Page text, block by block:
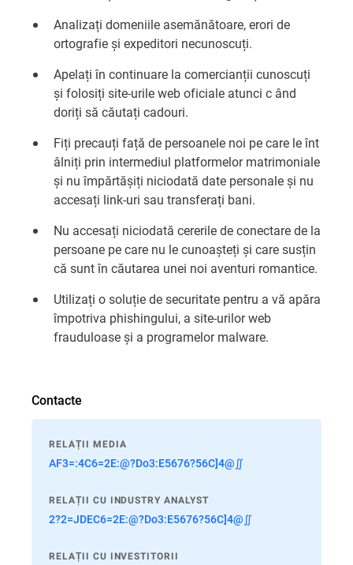
Analizați domeniile asemănătoare, erori de
ortografie și expeditori necunoscuți.
Apelați în continuare la comercianții cunoscuți
și folosiți site-urile web oficiale atunci c ând
doriți să căutați cadouri.
Fiți precauți față de persoanele noi pe care le înt
âlniți prin intermediul platformelor matrimoniale
și nu împărtășiți niciodată date personale și nu
accesați link-uri sau transferați bani.
Nu accesați niciodată cererile de conectare de la
persoane pe care nu le cunoașteți și care susțin
că sunt în căutarea unei noi aventuri romantice.
Utilizați o soluție de securitate pentru a vă apăra
împotriva phishingului, a site-urilor web
frauduloase și a programelor malware.
Contacte
RELAȚII MEDIA
AF3=:4C6=2E:@?Do3:E5676?56C]4@∬
RELAȚII CU INDUSTRY ANALYST
2?2=JDEC6=2E:@?Do3:E5676?56C]4@∬
RELAȚII CU INVESTITORII